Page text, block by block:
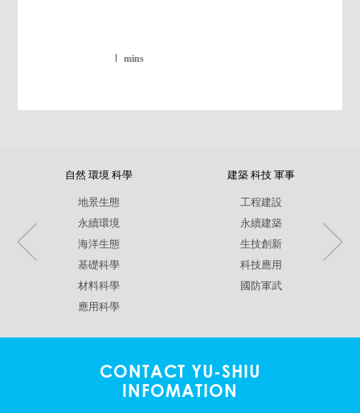
mins
自然 環境 科學
地景生態
永續環境
海洋生態
基礎科學
材料科學
應用科學
建築 科技 軍事
工程建設
永續建築
生技創新
科技應用
國防軍武
CONTACT YU-SHIU
INFOMATION